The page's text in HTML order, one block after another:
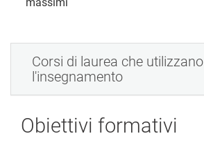
massimi
Corsi di laurea che utilizzano
l'insegnamento
Obiettivi formativi